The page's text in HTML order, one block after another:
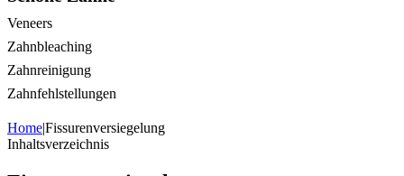
Veneers
Zahnbleaching
Zahnreinigung
Zahnfehlstellungen
Home|Fissurenversiegelung
Inhaltsverzeichnis